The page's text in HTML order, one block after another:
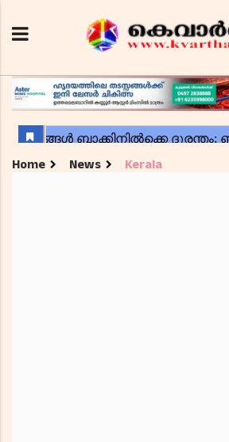
Home News Kerala